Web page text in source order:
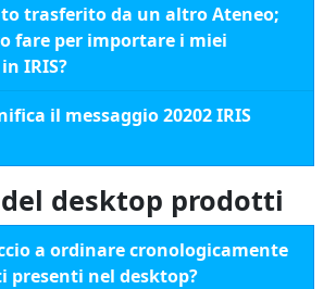
trasferito da un altro Ateneo;
fare per importare i miei
IRIS?
il messaggio 20202 IRIS
desktop prodotti
a ordinare cronologicamente
presenti nel desktop?